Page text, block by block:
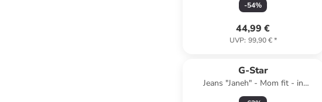
-54%
44,99 €
UVP: 99,90 €*
G-Star
Jeans "Janeh" - Mom fit - in
Dunkelblau